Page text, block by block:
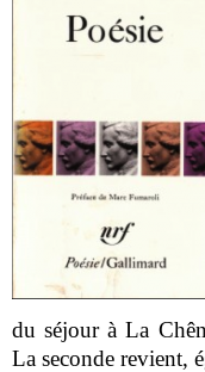
du séjour à La
La seconde revient,